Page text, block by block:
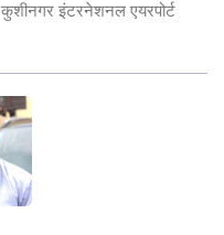
कुशीनगर इंटरनेशनल एयरपोर्ट